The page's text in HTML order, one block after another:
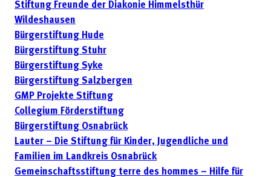
Stiftung Freunde der Diakonie Himmelsthür
Wildeshausen
Bürgerstiftung Hude
Bürgerstiftung Stuhr
Bürgerstiftung Syke
Bürgerstiftung Salzbergen
GMP Projekte Stiftung
Collegium Förderstiftung
Bürgerstiftung Osnabrück
Lauter – Die Stiftung für Kinder, Jugendliche und
Familien im Landkreis Osnabrück
Gemeinschaftsstiftung terre des hommes – Hilfe für